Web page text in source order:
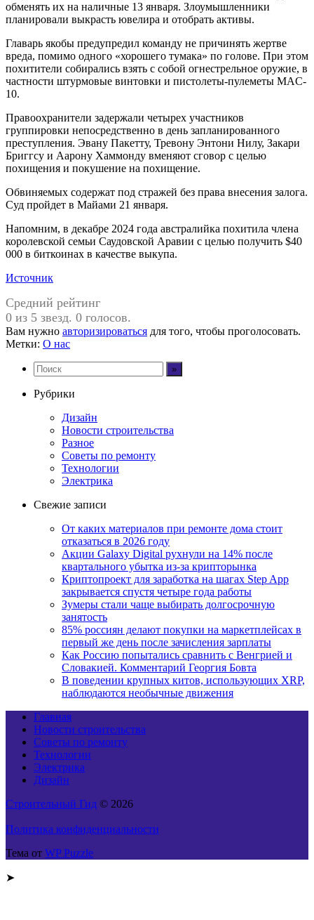
обменять их на наличные 13 января. Злоумышленники
планировали выкрасть ювелира и отобрать активы.
Главарь якобы предупредил команду не причинять жертве
вреда, помимо одного «хорошего тумака» по голове. При этом
похитители собирались взять с собой огнестрельное оружие, в
частности штурмовые винтовки и пистолеты-пулеметы MAC-
10.
Правоохранители задержали четырех участников
группировки непосредственно в день запланированного
преступления. Эвану Пакетту, Тревону Энтони Нилу, Закари
Бриггсу и Аарону Хаммонду вменяют сговор с целью
похищения и покушение на похищение.
Обвиняемых содержат под стражей без права внесения залога.
Суд пройдет в Майами 21 января.
Напомним, в декабре 2024 года австралийка похитила члена
королевской семьи Саудовской Аравии с целью получить $40
000 в биткоинах в качестве выкупа.
Источник
Средний рейтинг
0 из 5 звезд. 0 голосов.
Вам нужно авторизироваться для того, чтобы проголосовать.
Метки: О нас
Рубрики
Дизайн
Новости строительства
Разное
Советы по ремонту
Технологии
Электрика
Свежие записи
От каких материалов при ремонте дома стоит
отказаться в 2026 году
Акции Galaxy Digital рухнули на 14% после
квартального убытка из-за крипторынка
Криптопроект для заработка на шагах Step App
закрывается спустя четыре года работы
Зумеры стали чаще выбирать долгосрочную
занятость
85% россиян делают покупки на маркетплейсах в
первый же день после зачисления зарплаты
Как Россию попытались сравнить с Венгрией и
Словакией. Комментарий Георгия Бовта
В поведении крупных китов, использующих XRP,
наблюдаются необычные движения
Главная
Новости строительства
Советы по ремонту
Технологии
Электрика
Дизайн
Строительный Гид © 2026
Политика конфиденциальности
Тема от WP Puzzle
➤